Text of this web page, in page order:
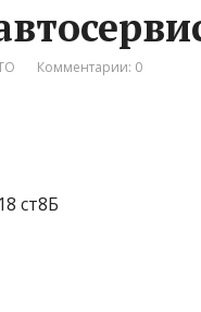
Комментарии: 0
ст8Б